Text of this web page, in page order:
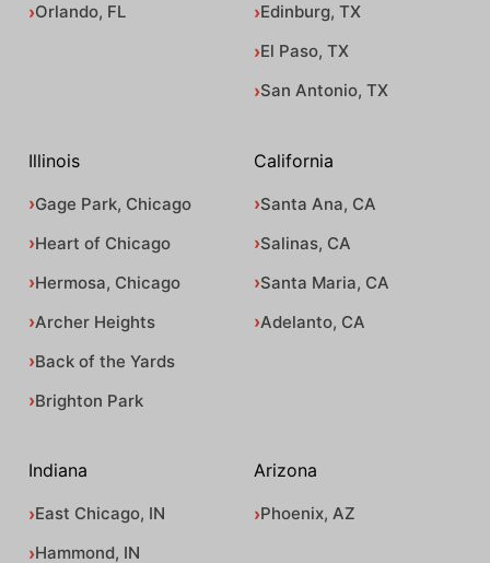
Orlando, FL
Edinburg, TX
El Paso, TX
San Antonio, TX
Illinois
Gage Park, Chicago
Heart of Chicago
Hermosa, Chicago
Archer Heights
Back of the Yards
Brighton Park
California
Santa Ana, CA
Salinas, CA
Santa Maria, CA
Adelanto, CA
Indiana
East Chicago, IN
Hammond, IN
Arizona
Phoenix, AZ